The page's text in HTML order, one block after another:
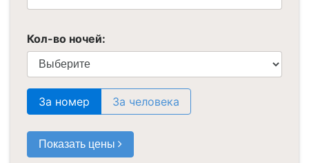
Кол-во ночей:
За номер За человека
Показать цены